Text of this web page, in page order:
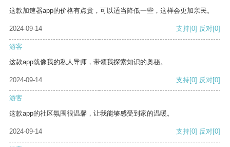
这款加速器app的价格有点贵，可以适当降低一些，这样会更加亲民。
2024-09-14 支持[0] 反对[0]
游客
这款app就像我的私人导师，带领我探索知识的奥秘。
2024-09-14 支持[0] 反对[0]
游客
这款app的社区氛围很温馨，让我能够感受到家的温暖。
2024-09-14 支持[0] 反对[0]